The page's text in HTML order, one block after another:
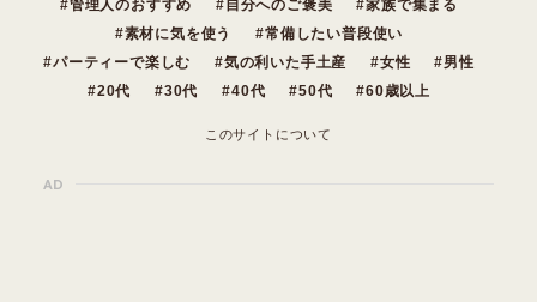
管理人のおすすめ 自分へのご褒美
家族で集まる
素材に気を使う
常備したい普段使い
パーティーで楽しむ
気の利いた手土産 女性
男性
20代
30代 40代 50代 60歳以上
このサイトについて